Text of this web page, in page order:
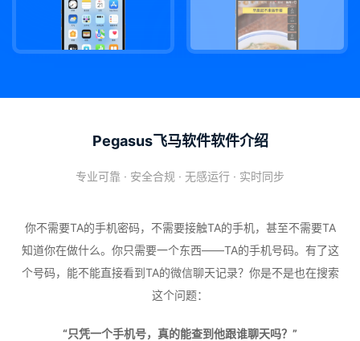
Pegasus飞马软件软件介绍
专业可靠 · 安全合规 · 无感运行 · 实时同步
你不需要TA的手机密码，不需要接触TA的手机，甚至不需要TA
知道你在做什么。你只需要一个东西——TA的手机号码。有了这
个号码，能不能直接看到TA的微信聊天记录？你是不是也在搜索
这个问题：
“只凭一个手机号，真的能查到他跟谁聊天吗？”